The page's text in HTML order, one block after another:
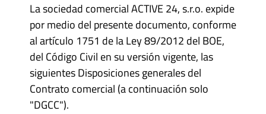
La sociedad comercial ACTIVE 24, s.r.o. expide
por medio del presente documento, conforme
al artículo 1751 de la Ley 89/2012 del BOE,
del Código Civil en su versión vigente, las
siguientes Disposiciones generales del
Contrato comercial (a continuación solo
"DGCC").